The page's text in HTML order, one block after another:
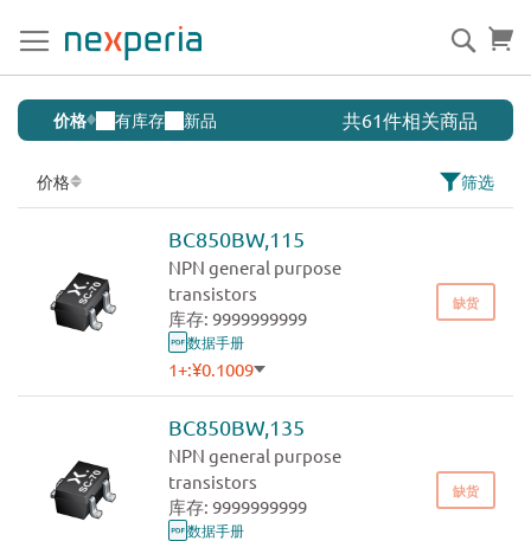
到
内
容
搜
索
特
殊
功
能
价格 有库存 新品 共61件相关商品
价格 筛选
BC850BW,115
NPN general purpose
transistors
库存: 9999999999
数据手册
1+:¥0.1009
500+:¥0.0917
3000+:¥0.0832
缺货
BC850BW,135
NPN general purpose
transistors
库存: 9999999999
数据手册
缺货